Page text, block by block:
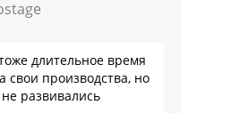
длительное время
производства, но
развивались